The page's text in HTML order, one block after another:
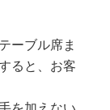
ーブル席ま
ると、お客